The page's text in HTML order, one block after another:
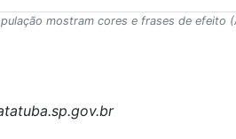
mostram cores e frases de efeito